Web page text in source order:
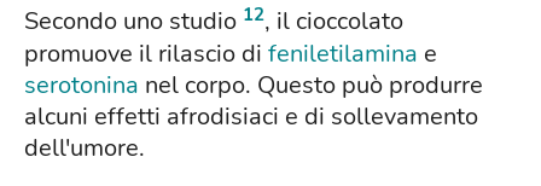
Secondo uno studio 12, il cioccolato
promuove il rilascio di feniletilamina e
serotonina nel corpo. Questo può produrre
alcuni effetti afrodisiaci e di sollevamento
dell'umore.